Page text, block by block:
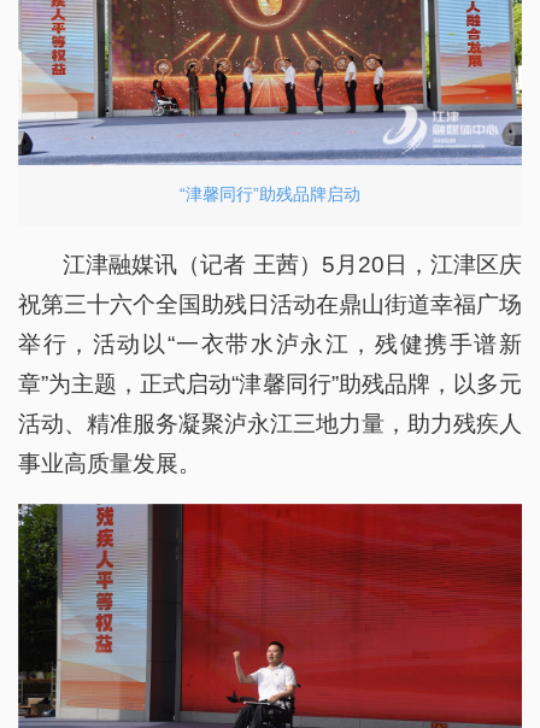
“津馨同行”助残品牌启动
江津融媒讯（记者 王茜）5月20日，江津区庆
祝第三十六个全国助残日活动在鼎山街道幸福广场
举行，活动以“一衣带水泸永江，残健携手谱新
章”为主题，正式启动“津馨同行”助残品牌，以多元
活动、精准服务凝聚泸永江三地力量，助力残疾人
事业高质量发展。